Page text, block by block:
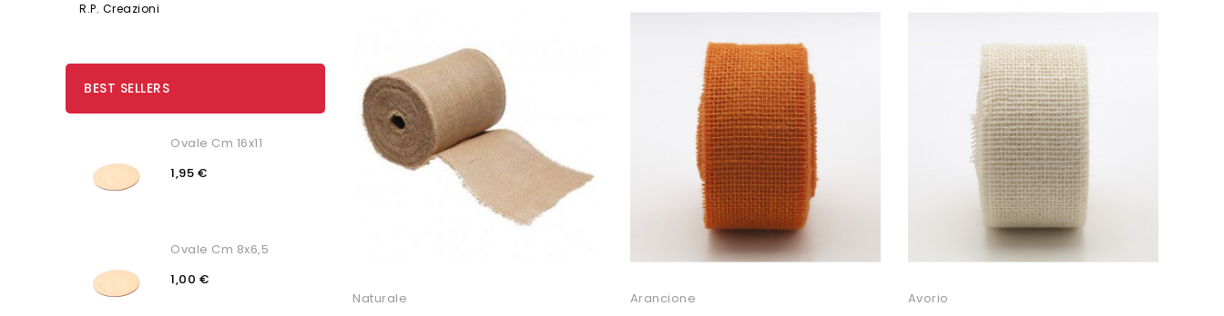
R.P. Creazioni
BEST SELLERS
Ovale Cm 16x11
1,95 €
Ovale Cm 8x6,5
1,00 €
Naturale Arancione Avorio